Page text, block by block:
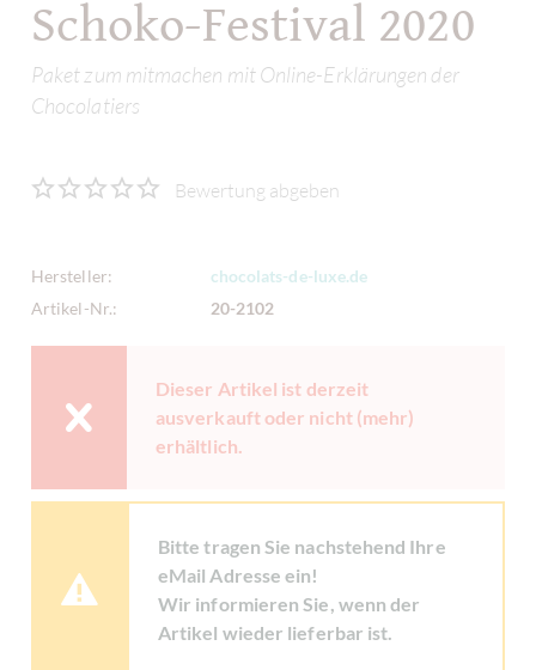
Schoko-Festival 2020
Paket zum mitmachen mit Online-Erklärungen der
Chocolatiers
Bewertung abgeben
Hersteller:
chocolats-de-luxe.de
Artikel-Nr.:
20-2102
Dieser Artikel ist derzeit
ausverkauft oder nicht (mehr)
erhältlich.
Bitte tragen Sie nachstehend Ihre
eMail Adresse ein!
Wir informieren Sie, wenn der
Artikel wieder lieferbar ist.